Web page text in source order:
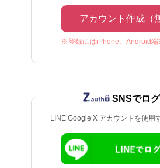
アカウント作成（
※登録にはiPhone、Android端
LINE Google X アカウントを使用
SNSでロ